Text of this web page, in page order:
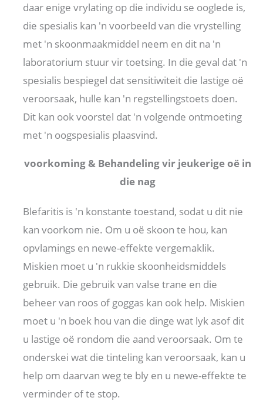
daar enige vrylating op die individu se ooglede is,
die spesialis kan 'n voorbeeld van die vrystelling
met 'n skoonmaakmiddel neem en dit na 'n
laboratorium stuur vir toetsing. In die geval dat 'n
spesialis bespiegel dat sensitiwiteit die lastige oë
veroorsaak, hulle kan 'n regstellingstoets doen.
Dit kan ook voorstel dat 'n volgende ontmoeting
met 'n oogspesialis plaasvind.
voorkoming & Behandeling vir jeukerige oë in
die nag
Blefaritis is 'n konstante toestand, sodat u dit nie
kan voorkom nie. Om u oë skoon te hou, kan
opvlamings en newe-effekte vergemaklik.
Miskien moet u 'n rukkie skoonheidsmiddels
gebruik. Die gebruik van valse trane en die
beheer van roos of goggas kan ook help. Miskien
moet u 'n boek hou van die dinge wat lyk asof dit
u lastige oë rondom die aand veroorsaak. Om te
onderskei wat die tinteling kan veroorsaak, kan u
help om daarvan weg te bly en u newe-effekte te
verminder of te stop.